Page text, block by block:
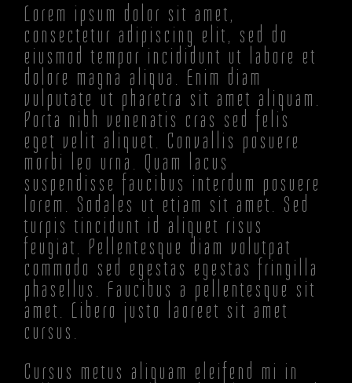
Lorem ipsum dolor sit amet,
consectetur adipiscing elit, sed do
eiusmod tempor incididunt ut labore et
dolore magna aliqua. Enim diam
vulputate ut pharetra sit amet aliquam.
Porta nibh venenatis cras sed felis
eget velit aliquet. Convallis posuere
morbi leo urna. Quam lacus
suspendisse faucibus interdum posuere
lorem. Sodales ut etiam sit amet. Sed
turpis tincidunt id aliquet risus
feugiat. Pellentesque diam volutpat
commodo sed egestas egestas fringilla
phasellus. Faucibus a pellentesque sit
amet. Libero justo laoreet sit amet
cursus.
Cursus metus aliquam eleifend mi in